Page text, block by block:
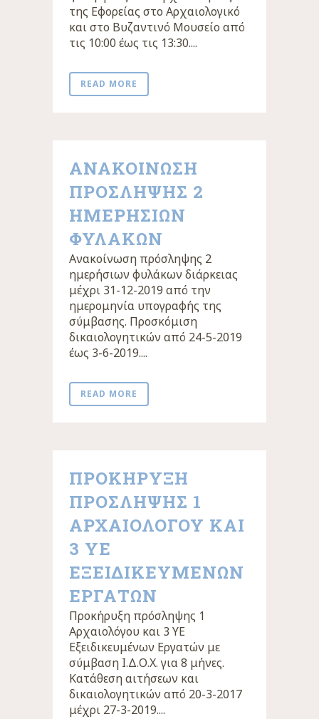
της Εφορείας στο Αρχαιολογικό
και στο Βυζαντινό Μουσείο από
τις 10:00 έως τις 13:30....
READ MORE
ΑΝΑΚΟΙΝΩΣΗ
ΠΡΟΣΛΗΨΗΣ 2
ΗΜΕΡΗΣΙΩΝ
ΦΥΛΑΚΩΝ
Ανακοίνωση πρόσληψης 2
ημερήσιων φυλάκων διάρκειας
μέχρι 31-12-2019 από την
ημερομηνία υπογραφής της
σύμβασης. Προσκόμιση
δικαιολογητικών από 24-5-2019
έως 3-6-2019....
READ MORE
ΠΡΟΚΗΡΥΞΗ
ΠΡΟΣΛΗΨΗΣ 1
ΑΡΧΑΙΟΛΟΓΟΥ ΚΑΙ
3 ΥΕ
ΕΞΕΙΔΙΚΕΥΜΕΝΩΝ
ΕΡΓΑΤΩΝ
Προκήρυξη πρόσληψης 1
Αρχαιολόγου και 3 ΥΕ
Εξειδικευμένων Εργατών με
σύμβαση Ι.Δ.Ο.Χ. για 8 μήνες.
Κατάθεση αιτήσεων και
δικαιολογητικών από 20-3-2017
μέχρι 27-3-2019....